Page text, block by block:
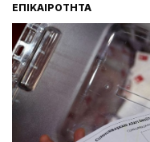
ΕΠΙΚΑΙΡΟΤΗΤΑ